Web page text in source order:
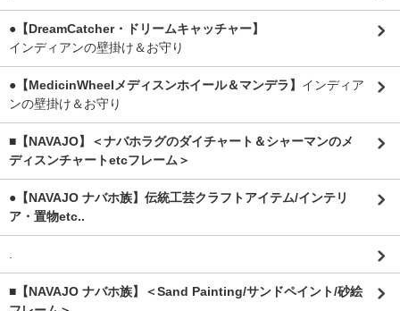
●【DreamCatcher・ドリームキャッチャー】
インディアンの壁掛け＆お守り
●【MedicinWheelメディスンホイール＆マンデラ】 インディア
ンの壁掛け＆お守り
■【NAVAJO】＜ナバホラグのダイチャート＆シャーマンのメ
ディスンチャートetcフレーム＞
●【NAVAJO ナバホ族】伝統工芸クラフトアイテム/インテリ
ア・置物etc..
.
■【NAVAJO ナバホ族】＜Sand Painting/サンドペイント/砂絵